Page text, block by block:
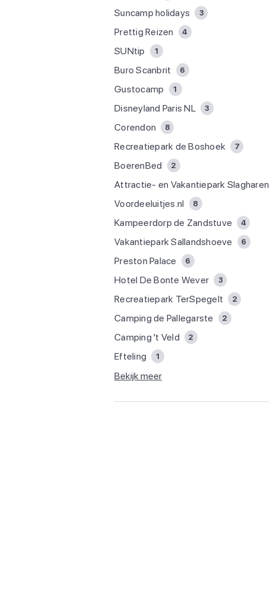
Suncamp holidays 3
Prettig Reizen 4
SUNtip 1
Buro Scanbrit 6
Gustocamp 1
Disneyland Paris NL 3
Corendon 8
Recreatiepark de Boshoek 7
BoerenBed 2
Attractie- en Vakantiepark Slagharen
Voordeeluitjes.nl 8
Kampeerdorp de Zandstuve 4
Vakantiepark Sallandshoeve 6
Preston Palace 6
Hotel De Bonte Wever 3
Recreatiepark TerSpegelt 2
Camping de Pallegarste 2
Camping 't Veld 2
Efteling 1
Bekijk meer